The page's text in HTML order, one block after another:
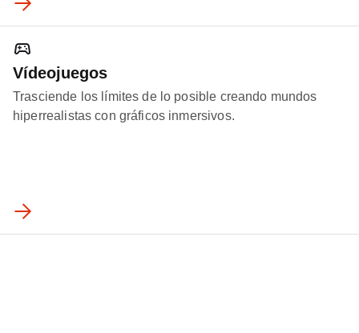
Vídeojuegos
Trasciende los límites de lo posible creando mundos
hiperrealistas con gráficos inmersivos.